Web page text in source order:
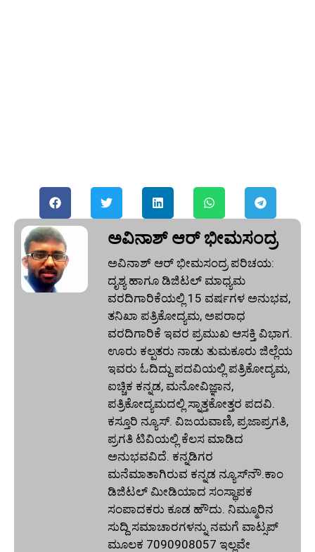
ಅವಿನಾಶ್‌ ಆರ್‌ ಭೀಮಸಂದ್ರ
ಅವಿನಾಶ್‌ ಆರ್‌ ಭೀಮಸಂದ್ರ ಪರಿಚಯ:
ದೃಶ್ಯ ಹಾಗೂ ಡಿಜಿಟಲ್ ಮಾಧ್ಯಮ
ವರದಿಗಾರಿಕೆಯಲ್ಲಿ 15 ವರ್ಷಗಳ ಅನುಭವ,
ತನಿಖಾ ಪತ್ರಿಕೋದ್ಯಮ, ಅಪರಾಧ
ವರದಿಗಾರಿಕೆ ಇವರ ಪ್ರಮುಖ ಆಸಕ್ತಿ ವಿಭಾಗ.
ಊರು ಕಲ್ಪತರು ನಾಡು ತುಮಕೂರು ಜಿಲ್ಲೆಯ
ಇವರು ಓದಿದ್ದು ಪದವಿಯಲ್ಲಿ ಪತ್ರಿಕೋದ್ಯಮ,
ಐಚ್ಚಿಕ ಕನ್ನಡ, ಮನೋವಿಜ್ಞಾನ,
ಪತ್ರಿಕೋದ್ಯಮದಲ್ಲಿ ಸ್ನಾತ್ತಕೋತ್ತರ ಪದವಿ.
ಕಸ್ತೂರಿ ನ್ಯೂಸ್‌. ವಿಜಯವಾಣಿ, ಪ್ರಜಾಪ್ರಗತಿ,
ಪ್ರಗತಿ ಟಿವಿಯಲ್ಲಿ ಕೆಲಸ ಮಾಡಿದ
ಅನುಭವವಿದೆ. ಕನ್ನಡಿಗರ
ಮನೆಮಾತಾಗಿರುವ ಕನ್ನಡ ನ್ಯೂಸ್‌ನೌ.ಕಾಂ
ಡಿಜಿಟಲ್‌ ಮೀಡಿಯಾದ ಸಂಸ್ಥಾಪಕ
ಸಂಪಾದಕರು ಕೂಡ ಹೌದು. ನಿಮ್ಮೂರಿನ
ಸುದ್ದಿ ಸಮಾಚಾರಗಳನ್ನು ನಮಗೆ ವಾಟ್ಸಪ್‌
ಮೂಲಕ 7090908057 ಇಲ್ಲವೇ